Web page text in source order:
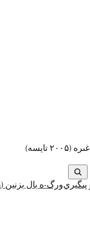
تايسه)
ورگ-ه بال بزنين (Support and Donation)